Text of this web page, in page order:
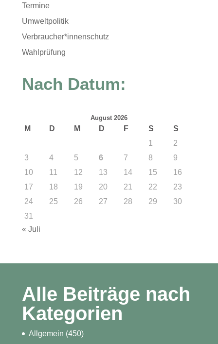
Termine
Umweltpolitik
Verbraucher*innenschutz
Wahlprüfung
Nach Datum:
August 2026
M D M D F S
S
1
2
3
4 5 6 7 8
9
10
11 12 13 14 15
16
17
18 19 20 21 22
23
24
25 26 27 28 29
30
31
« Juli
Alle Beiträge nach
Kategorien
Allgemein (450)